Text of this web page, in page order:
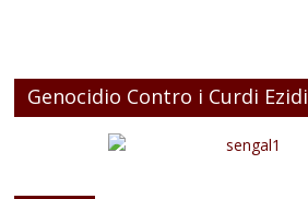
Genocidio Contro i Curdi Ezidi